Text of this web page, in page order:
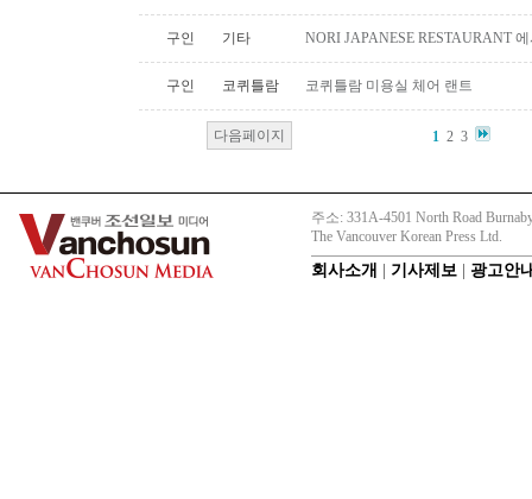
구인 기타 NORI JAPANESE RESTAURANT
구인 코퀴틀람 코퀴틀람 미용실 체어 랜트
다음페이지 1 2 3
주소: 331A-4501 North Road
The Vancouver Korean Press Ltd.
회사소개 기사제보 광고안